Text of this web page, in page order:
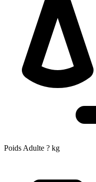
Poids Adulte ? kg